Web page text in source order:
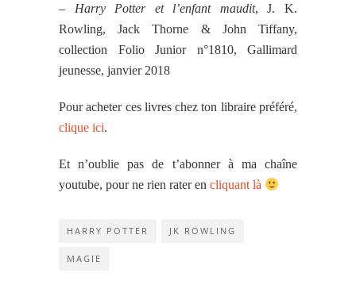
– Harry Potter et l’enfant maudit, J. K.
Rowling, Jack Thorne & John Tiffany,
collection Folio Junior n°1810, Gallimard
jeunesse, janvier 2018
Pour acheter ces livres chez ton libraire préféré,
clique ici.
Et n’oublie pas de t’abonner à ma chaîne
youtube, pour ne rien rater en cliquant là
HARRY POTTER JK ROWLING
MAGIE